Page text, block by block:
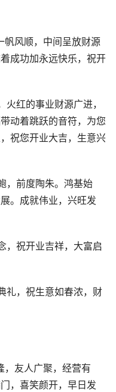
帆风顺，中间呈放财源
成功加永远快乐，祝开
红的事业财源广进，
动着跳跃的音符，为您
祝您开业大吉，生意兴
，前度陶朱。鸿基始
。成就伟业，兴旺发
，祝开业吉祥，大富启
礼，祝生意如春浓，财
，友人广聚，经营有
，喜笑颜开，早日发